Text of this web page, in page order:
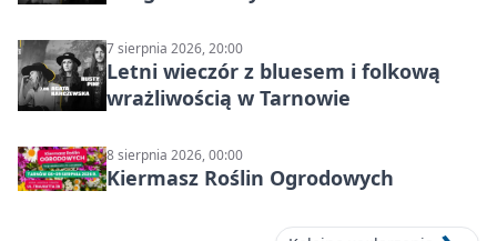
7 sierpnia 2026, 20:00
Letni wieczór z bluesem i folkową
wrażliwością w Tarnowie
8 sierpnia 2026, 00:00
Kiermasz Roślin Ogrodowych